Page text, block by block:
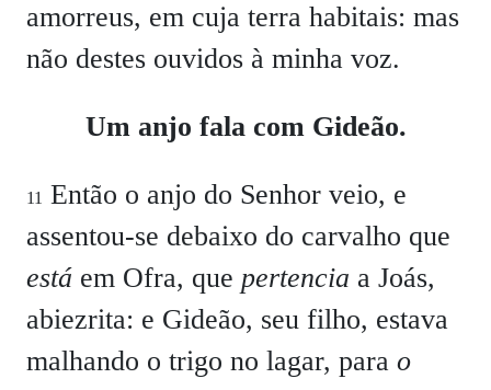
amorreus, em cuja terra habitais: mas
não destes ouvidos à minha voz.
Um anjo fala com Gideão.
11 Então o anjo do Senhor veio, e
assentou-se debaixo do carvalho que
está em Ofra, que pertencia a Joás,
abiezrita: e Gideão, seu filho, estava
malhando o trigo no lagar, para o